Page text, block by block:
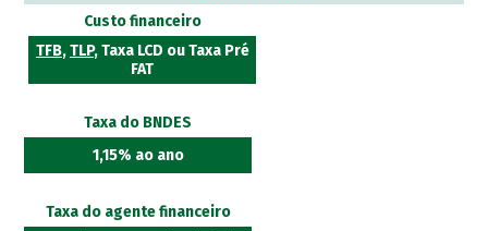
Custo financeiro
TFB,TLP, Taxa LCD ou Taxa Pré
FAT
Taxa do BNDES
1,15% ao ano
Taxa do agente financeiro